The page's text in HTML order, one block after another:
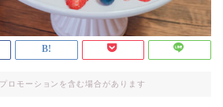
ロモーションを含む場合があります